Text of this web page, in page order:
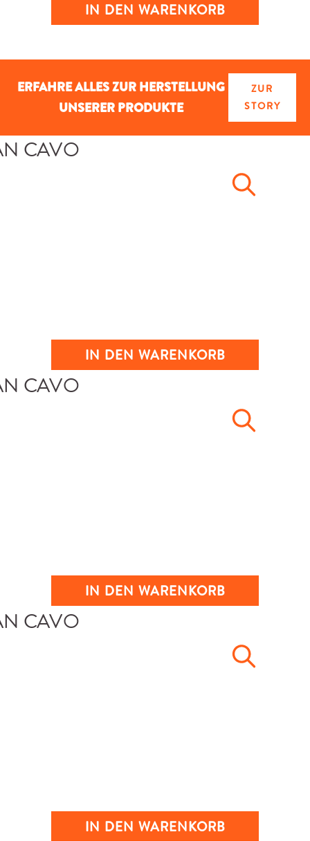
IN DEN WARENKORB
ERFAHRE ALLES ZUR HERSTELLUNG
UNSERER PRODUKTE
ZUR
STORY
IN DEN WARENKORB
IN DEN WARENKORB
IN DEN WARENKORB